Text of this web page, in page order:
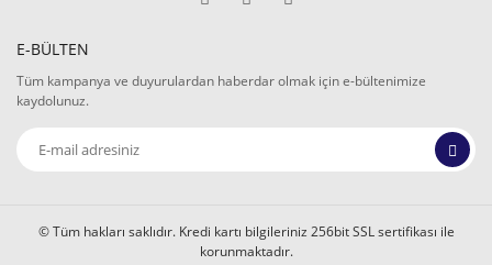
E-BÜLTEN
Tüm kampanya ve duyurulardan haberdar olmak için e-bültenimize
kaydolunuz.
© Tüm hakları saklıdır. Kredi kartı bilgileriniz 256bit SSL sertifikası ile
korunmaktadır.